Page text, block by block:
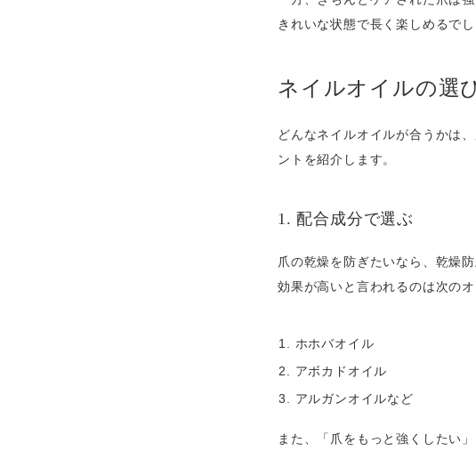
きれいな状態で長く楽しめるでし
ネイルオイルの選
どんなネイルオイルが合うかは
ントを紹介します。
1. 配合成分で選ぶ
爪の乾燥を防ぎたいなら、乾燥
効果が高いと言われるのは次のオ
ホホバオイル
アボカドオイル
アルガンオイルなど
また、「爪をもっと強くしたい